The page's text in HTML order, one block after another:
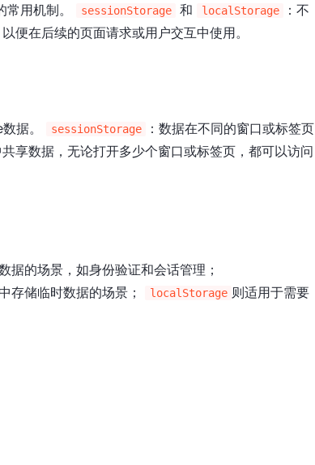
用机制。
sessionStorage 和 localStorage
：不
便在后续的页面请求或用户交互中使用。
据。 sessionStorage
：数据在不同的窗口或标签页
共享数据，无论打开多少个窗口或标签页，都可以访问
据的场景，如身份验证和会话管理；
存储临时数据的场景； localStorage 则适用于需要